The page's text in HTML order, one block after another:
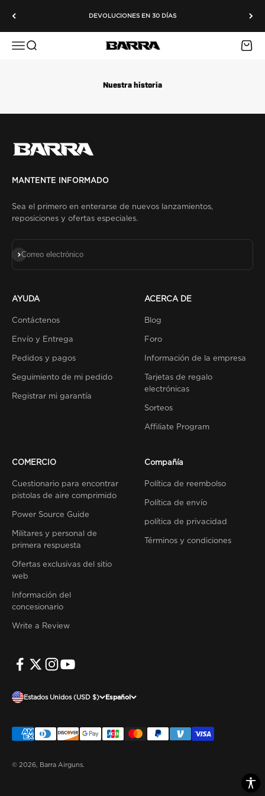
DEVOLUCIONES EN 30 DÍAS
MenúBuscar Barra Airguns Carrito
Nuestra historia
MANTENTE INFORMADO
Sea el primero en enterarse de nuevos lanzamientos,
reposiciones y ofertas especiales.
Correo electrónico
Suscribirse
AYUDA
Contáctenos
Envío y Entrega
Pedidos y pagos
Seguimiento de mi pedido
Registrar mi garantía
ACERCA DE
Blog
Foro
Información de la empresa
Tarjetas de regalo
electrónicas
Sorteos
Affiliate Program
COMERCIO
Cuestionario para encontrar
pistolas de aire comprimido
Power Source Guide
Militares y personal de
primera respuesta
Ofertas exclusivas del sitio
web
Información del
concesionario
Write a Review
Compañía
Política de reembolso
Política de envío
política de privacidad
Términos y condiciones
Estados Unidos (USD $) Español
© 2026, Barra Airguns.